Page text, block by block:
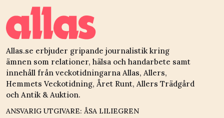
Allas.se erbjuder gripande journalistik kring
ämnen som relationer, hälsa och handarbete samt
innehåll från veckotidningarna Allas, Allers,
Hemmets Veckotidning, Året Runt, Allers Trädgård
och Antik & Auktion.
ANSVARIG UTGIVARE: ÅSA LILIEGREN